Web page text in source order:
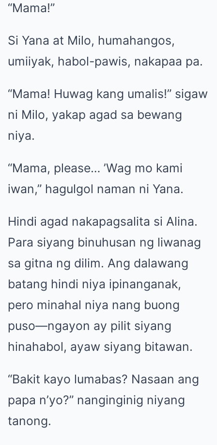
“Mama!”
Si Yana at Milo, humahangos,
umiiyak, habol-pawis, nakapaa pa.
“Mama! Huwag kang umalis!” sigaw
ni Milo, yakap agad sa bewang
niya.
“Mama, please… ’Wag mo kami
iwan,” hagulgol naman ni Yana.
Hindi agad nakapagsalita si Alina.
Para siyang binuhusan ng liwanag
sa gitna ng dilim. Ang dalawang
batang hindi niya ipinanganak,
pero minahal niya nang buong
puso—ngayon ay pilit siyang
hinahabol, ayaw siyang bitawan.
“Bakit kayo lumabas? Nasaan ang
papa n’yo?” nanginginig niyang
tanong.